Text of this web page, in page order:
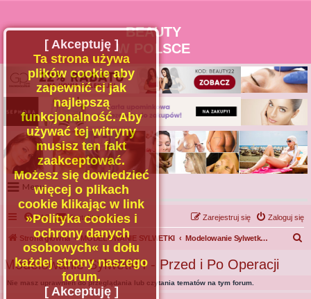
BEAUTY
W POLSCE
Menu
Portal
Facebook
Regulamin
Zapytaj administratora
Kontakt
FAQ Kontakt z nami Zaloguj się
Zarejestruj się
Strona główna MODELOWANIE SYLWETKI Modelowanie Sylwetki I - Przed i Po Operacji
Modelowanie Sylwetki I - Przed i Po Operacji
Nie masz uprawnień do przeglądania lub czytania tematów na tym forum.
[ Akceptuję ]
Ta strona używa
plików cookie aby
zapewnić ci jak
najlepszą
funkcjonalność. Aby
używać tej witryny
musisz ten fakt
zaakceptować.
Możesz się dowiedzieć
więcej o plikach
cookie klikając w link
»Polityka cookies i
ochrony danych
osobowych« u dołu
każdej strony naszego
forum.
[ Akceptuję ]